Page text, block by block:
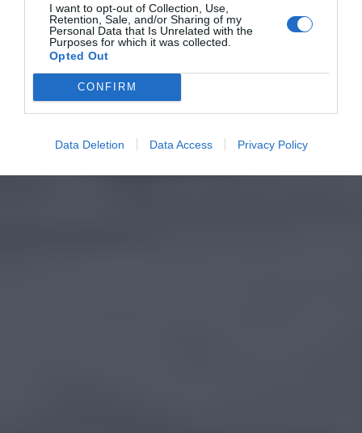
I want to opt-out of Collection, Use,
Retention, Sale, and/or Sharing of my
Personal Data that Is Unrelated with the
Purposes for which it was collected.
Opted Out
CONFIRM
Data Deletion Data Access Privacy Policy